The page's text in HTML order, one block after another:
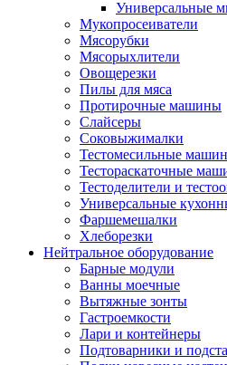
Универсальные
Мукопросеиватели
Мясорубки
Мясорыхлители
Овощерезки
Пилы для мяса
Протирочные машины
Слайсеры
Соковыжималки
Тестомесильные
Тестораскаточные
Тестоделители и
Универсальные
Фаршемешалки
Хлеборезки
Нейтральное оборудование
Барные модули
Ванны моечные
Вытяжные зонты
Гастроемкости
Лари и контейнеры
Подтоварники и